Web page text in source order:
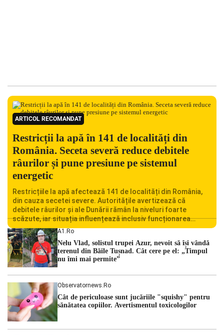
ARTICOL RECOMANDAT
Restricții la apă în 141 de localități din
România. Seceta severă reduce debitele
râurilor și pune presiune pe sistemul
energetic
Restricțiile la apă afectează 141 de localități din România,
din cauza secetei severe. Autoritățile avertizează că
debitele râurilor și ale Dunării rămân la niveluri foarte
scăzute, iar situația influențează inclusiv funcționarea
Centralei Nucleare de la Cernavodă. România se confruntă
cu una dintre cele mai dificile perioade din punct de vedere
hidrologic din ultimii ani. Lipsa […]
A1.ro
Nelu Vlad, solistul trupei Azur, nevoit să își vândă
terenul din Băile Tușnad. Cât cere pe el: „Timpul
nu îmi mai permite”
Observatornews.ro
Cât de periculoase sunt jucăriile "squishy" pentru
sănătatea copiilor. Avertismentul toxicologilor